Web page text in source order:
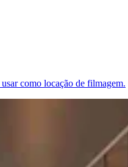
como locação de filmagem.